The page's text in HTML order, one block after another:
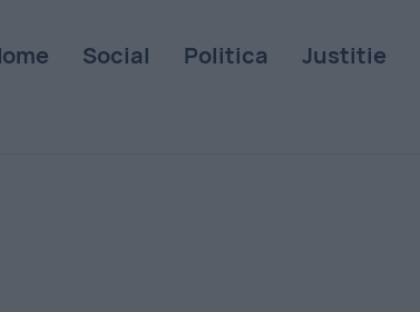
Social Politica Justitie